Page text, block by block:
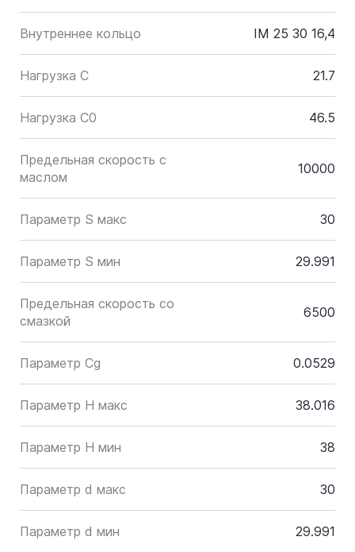
Внутреннее кольцо IM 25 30 16,4
Нагрузка C 21.7
Нагрузка C0 46.5
Предельная скорость с
маслом
10000
Параметр S макс 30
Параметр S мин 29.991
Предельная скорость со
смазкой
6500
Параметр Cg 0.0529
Параметр H макс 38.016
Параметр H мин 38
Параметр d макс 30
Параметр d мин 29.991